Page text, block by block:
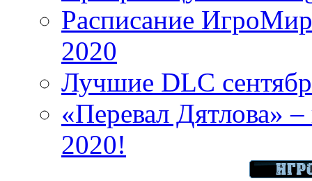
Расписание
2020
Лучшие DLC
«Перевал Дятлова»
2020!